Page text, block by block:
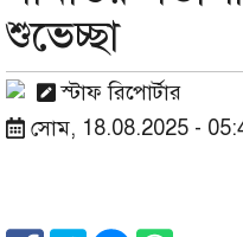
শুভেচ্ছা
স্টাফ রিপোর্টার
সোম, 18.08.2025 -